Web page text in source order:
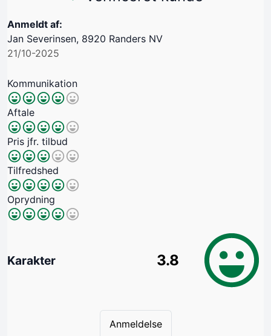
Anmeldt af:
Jan Severinsen, 8920 Randers NV
21/10-2025
Kommunikation
Aftale
Pris jfr. tilbud
Tilfredshed
Oprydning
Karakter 3.8
Anmeldelse